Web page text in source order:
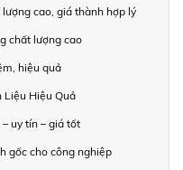
cao, giá thành hợp lý
chất lượng cao
hiệu quả
Liệu Hiệu Quả
uy tín – giá tốt
gốc cho công nghiệp